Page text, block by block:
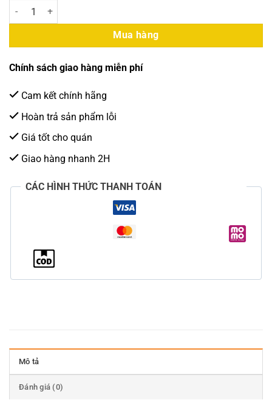
Bột Matcha Nguyên Chất Gấu Lermao 200g (40 Gói/Thùng) số lượng
Mua hàng
Chính sách giao hàng miễn phí
Cam kết chính hãng
Hoàn trả sản phẩm lỗi
Giá tốt cho quán
Giao hàng nhanh 2H
CÁC HÌNH THỨC THANH TOÁN
Mô tả
Đánh giá (0)